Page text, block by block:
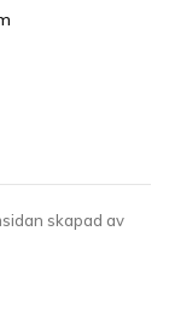
skapad av